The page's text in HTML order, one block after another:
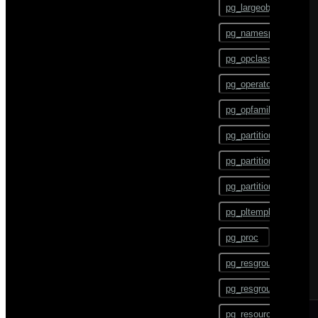
CREATE AGGREGATE
CREATE COLLATION
CREATE CONVERSION
CREATE DATABASE
pg_largeobject
pg_namespace
pg_opclass
pg_operator
pg_opfamily
pg_partition
pg_partition_encoding
pg_partition_rule
pg_pltemplate
pg_proc
pg_resgroup
pg_resgroupcapability
pg_resourcetype